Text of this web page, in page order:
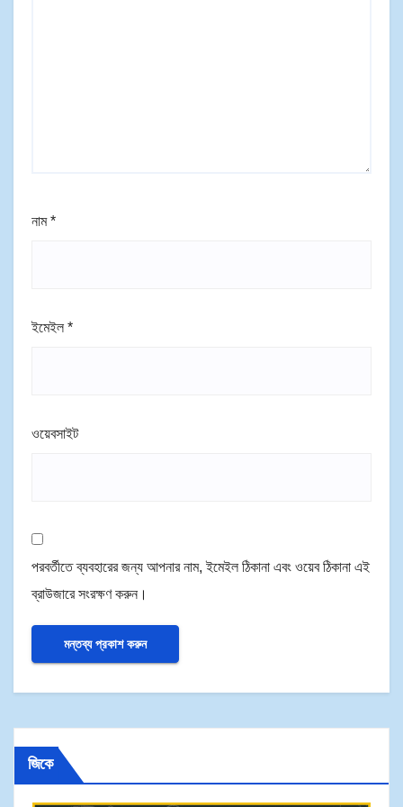
নাম*
ইমেইল *
ওয়েবসাইট
পরবর্তীতে ব্যবহারের জন্য আপনার নাম, ইমেইল ঠিকানা এবং ওয়েব ঠিকানা এই
ব্রাউজারে সংরক্ষণ করুন।
জিকে